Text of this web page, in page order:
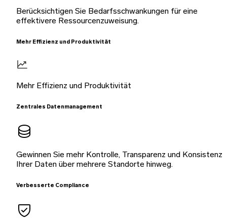
Berücksichtigen Sie Bedarfsschwankungen für eine
effektivere Ressourcenzuweisung.
Mehr Effizienz und Produktivität
Mehr Effizienz und Produktivität
Zentrales Datenmanagement
Gewinnen Sie mehr Kontrolle, Transparenz und Konsistenz
Ihrer Daten über mehrere Standorte hinweg.
Verbesserte Compliance